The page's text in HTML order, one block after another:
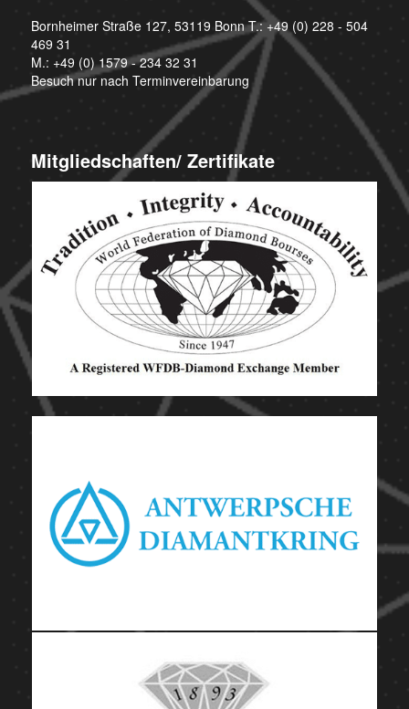
Bornheimer Straße 127, 53119 Bonn T.:+49 (0) 228 - 504
469 31
M.: +49 (0) 1579 - 234 32 31
Besuch nur nach Terminvereinbarung
Mitgliedschaften/ Zertifikate